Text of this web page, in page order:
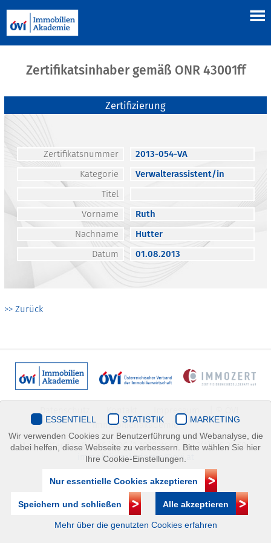
Zertifikatsinhaber gemäß ONR 43001ff
Zertifizierung
Zertifikatsnummer
2013-054-VA
Kategorie
Verwalterassistent/in
Titel
Vorname
Ruth
Nachname
Hutter
Datum
01.08.2013
>> Zurück
Immobilienakademie
Mariahilfer Straße 116/2.OG/2 1070 Wien | +43(1)505 32 50 |
immobilienakademie@ovi.at
ESSENTIELL STATISTIK
MARKETING
Wir verwenden Cookies zur Benutzerführung und Webanalyse, die
dabei helfen, diese Webseite zu verbessern. Bitte wählen Sie hier
Ihre Cookie-Einstellungen.
Nur essentielle Cookies akzeptieren
Speichern und schließen Alle akzeptieren
Mehr über die genutzten Cookies erfahren